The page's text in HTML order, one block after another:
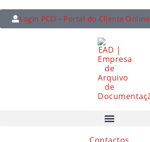
Login PCO - Portal do Cliente Online